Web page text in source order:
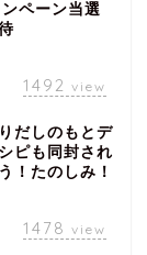
ペーン当選
1492 view
だしのもとデ
ピも同封され
！たのしみ！
1478 view